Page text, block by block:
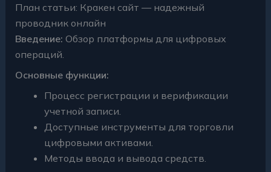
План статьи: Кракен сайт — надежный
проводник онлайн
Введение: Обзор платформы для цифровых
операций.
Основные функции:
Процесс регистрации и верификации
учетной записи.
Доступные инструменты для торговли
цифровыми активами.
Методы ввода и вывода средств.